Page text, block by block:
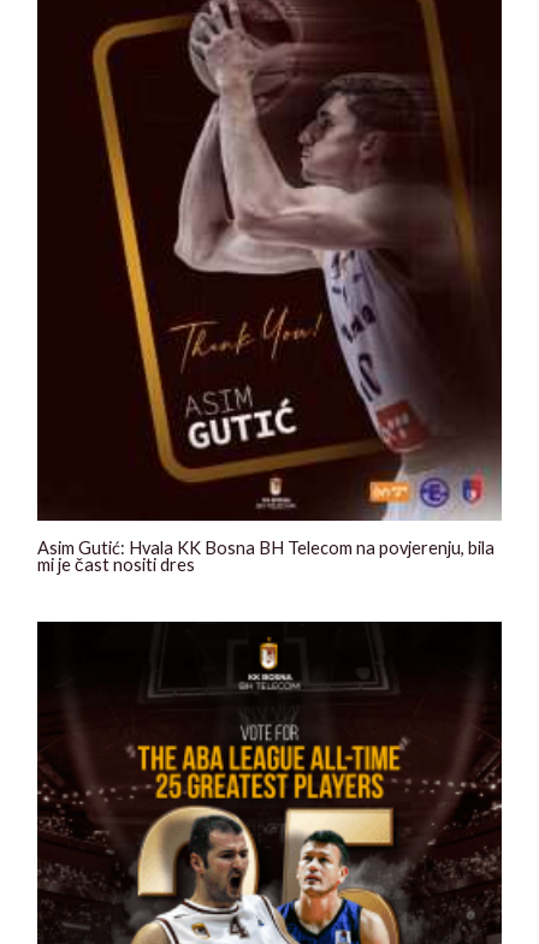
Asim Gutić: Hvala KK Bosna BH Telecom na povjerenju, bila
mi je čast nositi dres